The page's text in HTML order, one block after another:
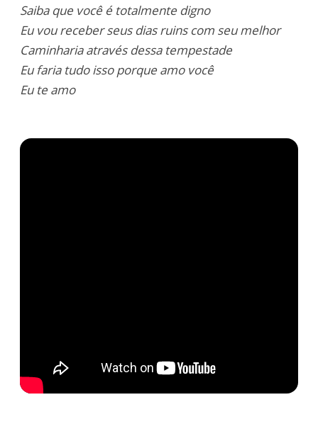
Saiba que você é totalmente digno
Eu vou receber seus dias ruins com seu melhor
Caminharia através dessa tempestade
Eu faria tudo isso porque amo você
Eu te amo